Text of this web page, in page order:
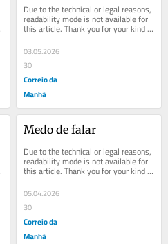
Due to the technical or legal reasons,
readability mode is not available for
this article. Thank you for your kind
03.05.2026
30
Correio da
Manhã
Medo de falar
Due to the technical or legal reasons,
readability mode is not available for
this article. Thank you for your kind
05.04.2026
30
Correio da
Manhã